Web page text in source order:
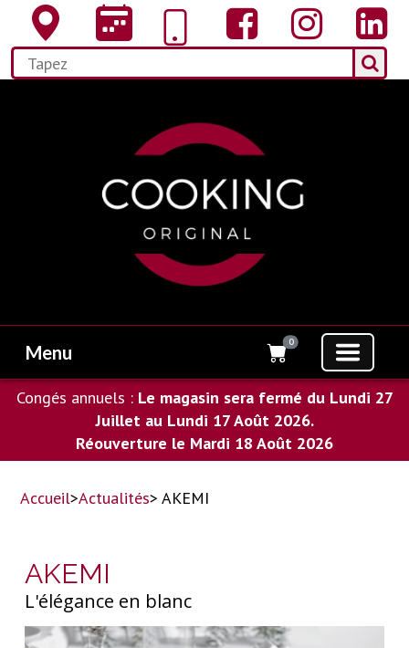
Menu 0
Congés annuels : Le magasin sera fermé du Lundi 27
Juillet au Lundi 17 Août 2026.
Réouverture le Mardi 18 Août 2026
Accueil>Actualités> AKEMI
AKEMI
L'élégance en blanc